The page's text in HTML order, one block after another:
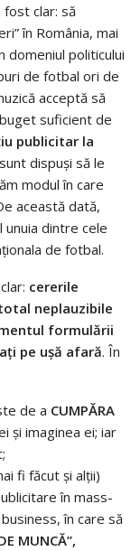
fost clar: să
în România, mai
domeniul politicului
de fotbal ori de
acceptă să
suficient de
publicitar la
dispuși să le
modul în care
această dată,
dintre cele
de fotbal.
cererile
neplauzibile
formulării
pe ușă afară. În
de a CUMPĂRA
și imaginea ei; iar
fi făcut și alții)
în mass-
în care să
MUNCĂ”,